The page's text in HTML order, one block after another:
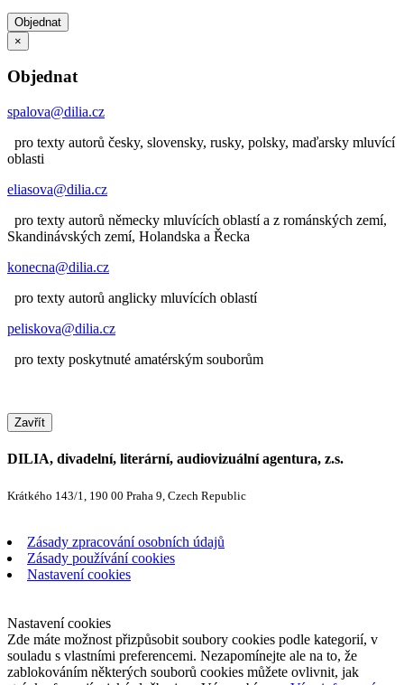
Objednat
×
Objednat
spalova@dilia.cz
pro texty autorů česky, slovensky, rusky, polsky, maďarsky mluvící
oblasti
eliasova@dilia.cz
pro texty autorů německy mluvících oblastí a z románských zemí,
Skandinávských zemí, Holandska a Řecka
konecna@dilia.cz
pro texty autorů anglicky mluvících oblastí
peliskova@dilia.cz
pro texty poskytnuté amatérským souborům
Zavřít
DILIA, divadelní, literární, audiovizuální agentura, z.s.
Krátkého 143/1, 190 00 Praha 9, Czech Republic
Zásady zpracování osobních údajů
Zásady používání cookies
Nastavení cookies
Nastavení cookies
Zde máte možnost přizpůsobit soubory cookies podle kategorií, v
souladu s vlastními preferencemi. Nezapomínejte ale na to, že
zablokováním některých souborů cookies můžete ovlivnit, jak